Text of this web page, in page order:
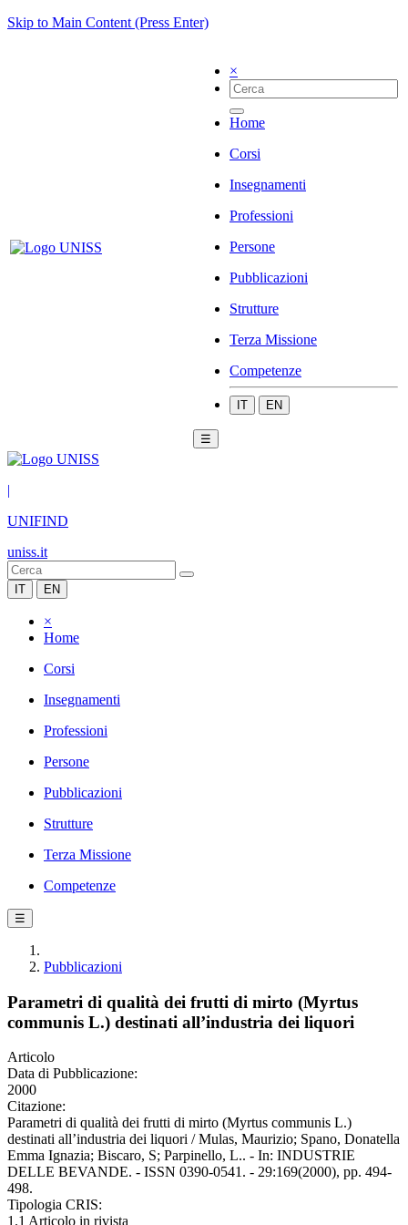
Skip to Main Content (Press Enter)
×
Home
Corsi
Insegnamenti
Professioni
Persone
Pubblicazioni
Strutture
Terza Missione
Competenze
IT EN
☰
|
UNIFIND
uniss.it
IT EN
×
Home
Corsi
Insegnamenti
Professioni
Persone
Pubblicazioni
Strutture
Terza Missione
Competenze
☰
Pubblicazioni
Parametri di qualità dei frutti di mirto (Myrtus
communis L.) destinati all’industria dei liquori
Articolo
Data di Pubblicazione:
2000
Citazione:
Parametri di qualità dei frutti di mirto (Myrtus communis L.)
destinati all’industria dei liquori / Mulas, Maurizio; Spano, Donatella
Emma Ignazia; Biscaro, S; Parpinello, L.. - In: INDUSTRIE
DELLE BEVANDE. - ISSN 0390-0541. - 29:169(2000), pp. 494-
498.
Tipologia CRIS:
1.1 Articolo in rivista